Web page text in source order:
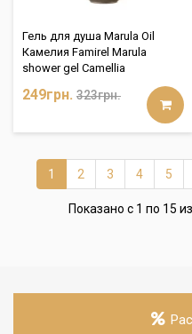
Гель для душа Marula Oil
Камелия Famirel Marula
shower gel Camellia
249грн. 323грн.
1 2 3 4 5
Показано с 1 по 15